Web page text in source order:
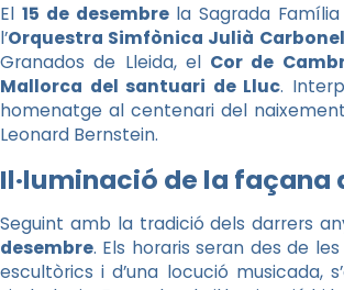
El 15 de desembre la Sagrada
l’Orquestra Simfònica Julià
Granados de Lleida, el Cor de
Mallorca del santuari de Lluc.
homenatge al centenari del
Leonard Bernstein.
Il·luminació de la façana
Seguint amb la tradició dels darrers
desembre. Els horaris seran des de
escultòrics i d’una locució musicada,